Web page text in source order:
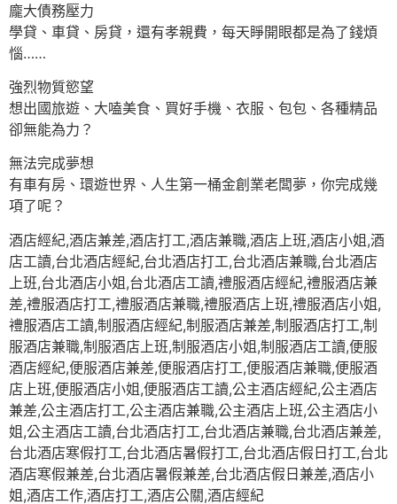
龐大債務壓力
學貸、車貸、房貸，還有孝親費，每天睜開眼都是為了錢煩
惱……
強烈物質慾望
想出國旅遊、大嗑美食、買好手機、衣服、包包、各種精品
卻無能為力？
無法完成夢想
有車有房、環遊世界、人生第一桶金創業老闆夢，你完成幾
項了呢？
酒店經紀,酒店兼差,酒店打工,酒店兼職,酒店上班,酒店小姐,酒
店工讀,台北酒店經紀,台北酒店打工,台北酒店兼職,台北酒店
上班,台北酒店小姐,台北酒店工讀,禮服酒店經紀,禮服酒店兼
差,禮服酒店打工,禮服酒店兼職,禮服酒店上班,禮服酒店小姐,
禮服酒店工讀,制服酒店經紀,制服酒店兼差,制服酒店打工,制
服酒店兼職,制服酒店上班,制服酒店小姐,制服酒店工讀,便服
酒店經紀,便服酒店兼差,便服酒店打工,便服酒店兼職,便服酒
店上班,便服酒店小姐,便服酒店工讀,公主酒店經紀,公主酒店
兼差,公主酒店打工,公主酒店兼職,公主酒店上班,公主酒店小
姐,公主酒店工讀,台北酒店打工,台北酒店兼職,台北酒店兼差,
台北酒店寒假打工,台北酒店暑假打工,台北酒店假日打工,台北
酒店寒假兼差,台北酒店暑假兼差,台北酒店假日兼差,酒店小
姐,酒店工作,酒店打工,酒店公關,酒店經紀